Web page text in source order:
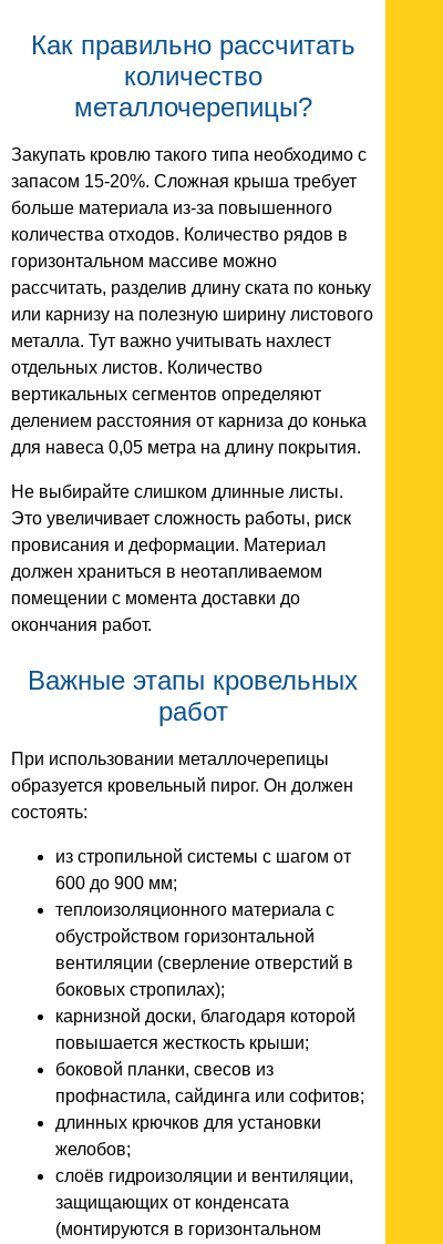
Как правильно рассчитать
количество
металлочерепицы?
Закупать кровлю такого типа необходимо с
запасом 15-20%. Сложная крыша требует
больше материала из-за повышенного
количества отходов. Количество рядов в
горизонтальном массиве можно
рассчитать, разделив длину ската по коньку
или карнизу на полезную ширину листового
металла. Тут важно учитывать нахлест
отдельных листов. Количество
вертикальных сегментов определяют
делением расстояния от карниза до конька
для навеса 0,05 метра на длину покрытия.
Не выбирайте слишком длинные листы.
Это увеличивает сложность работы, риск
провисания и деформации. Материал
должен храниться в неотапливаемом
помещении с момента доставки до
окончания работ.
Важные этапы кровельных
работ
При использовании металлочерепицы
образуется кровельный пирог. Он должен
состоять:
из стропильной системы с шагом от
600 до 900 мм;
теплоизоляционного материала с
обустройством горизонтальной
вентиляции (сверление отверстий в
боковых стропилах);
карнизной доски, благодаря которой
повышается жесткость крыши;
боковой планки, свесов из
профнастила, сайдинга или софитов;
длинных крючков для установки
желобов;
слоёв гидроизоляции и вентиляции,
защищающих от конденсата
(монтируются в горизонтальном